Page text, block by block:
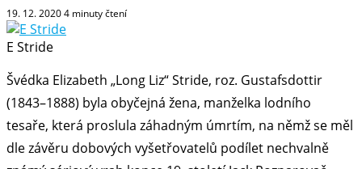
19. 12. 20204 minuty čtení
E Stride
Švédka Elizabeth „Long Liz“ Stride, roz. Gustafsdottir
(1843–1888) byla obyčejná žena, manželka lodního
tesaře, která proslula záhadným úmrtím, na němž se měl
dle závěru dobových vyšetřovatelů podílet nechvalně